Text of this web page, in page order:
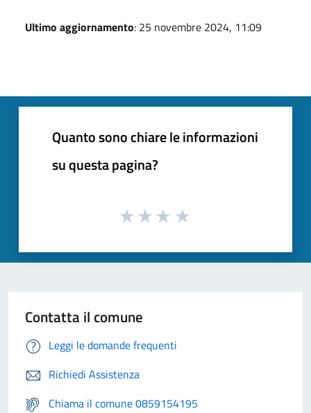
Ultimo aggiornamento: 25 novembre 2024, 11:09
Quanto sono chiare le informazioni
su questa pagina?
Contatta il comune
Leggi le domande frequenti
Richiedi Assistenza
Chiama il comune 0859154195